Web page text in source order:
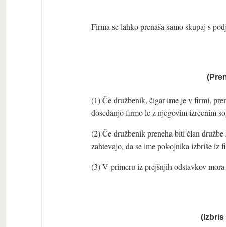
Firma se lahko prenaša samo skupaj s
(1) Če družbenik, čigar ime je v firmi,
dosedanjo firmo le z njegovim izrecnim
(2) Če družbenik preneha biti član
zahtevajo, da se ime pokojnika izbriše iz
(3) V primeru iz prejšnjih odstavkov
(Izbris